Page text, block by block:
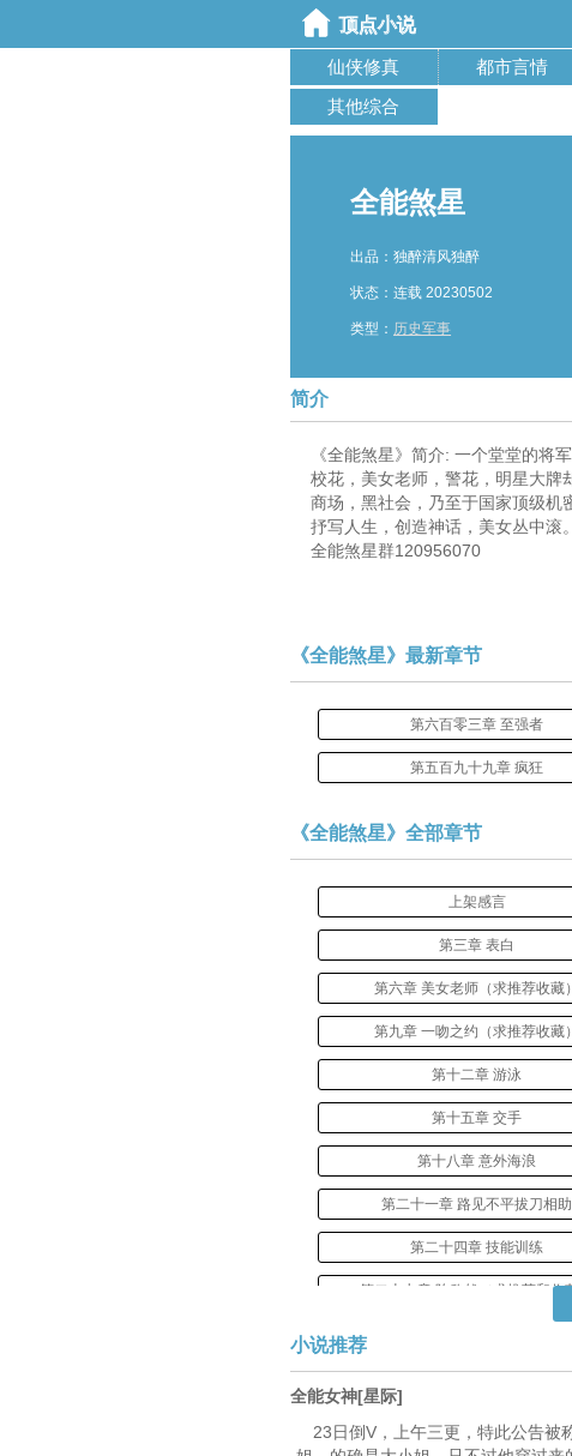
仙侠修真 都市言情
其他综合
全能煞星
出品：独醉清风独醉
状态：连载 20230502
类型： 历史军事
简介
《全能煞星》简介: 一个堂堂的将
校花，美女老师，警花，明星大牌
商场，黑社会，乃至于国家顶级机
抒写人生，创造神话，美女丛中滚。
全能煞星群120956070
《全能煞星》最新章节
第六百零三章 至强者
第五百九十九章 疯狂
《全能煞星》全部章节
上架感言
第三章 表白
第六章 美女老师（求推荐收藏）
第九章 一吻之约（求推荐收藏）
第十二章 游泳
第十五章 交手
第十八章 意外海浪
第二十一章 路见不平拔刀相助
第二十四章 技能训练
第二十七章 陈欣然（求推荐和收
第三十三章 强大杀招
第三十五章 前往玉东高中
小说推荐
全能女神[星际]
23日倒V，上午三更，特此公告被